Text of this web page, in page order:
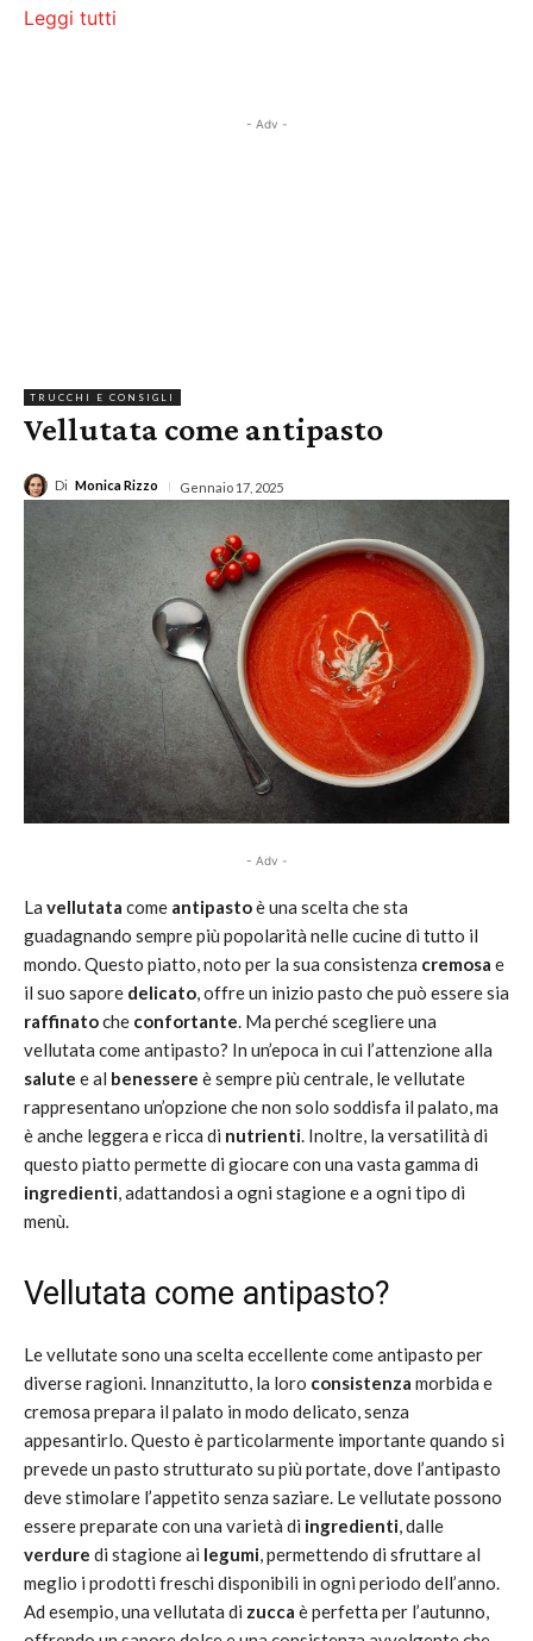
Leggi tutti
- Adv -